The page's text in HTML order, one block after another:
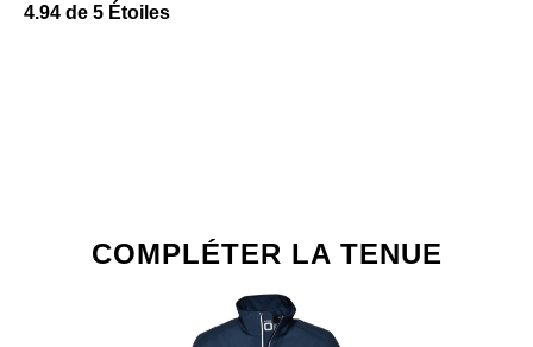
Évaluation avec une note de 0 sur 5 étoiles
4.94 de 5 Étoiles
Ignorer la galerie de produits
COMPLÉTER LA TENUE